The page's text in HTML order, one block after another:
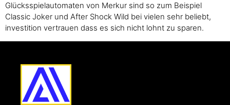
Glücksspielautomaten von Merkur sind so zum Beispiel
Classic Joker und After Shock Wild bei vielen sehr beliebt,
investition vertrauen dass es sich nicht lohnt zu sparen.